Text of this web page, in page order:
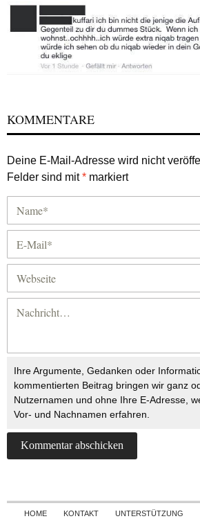
KOMMENTARE
Deine E-Mail-Adresse wird nicht
Felder sind mit* markiert
Ihre Argumente, Gedanken oder
kommentierten Beitrag bringen wir ganz
Nutzernamen und ohne Ihre E-Adresse,
Vor- und Nachnamen erfahren.
Skip to
HOME KONTAKT UNTERSTÜTZUNG